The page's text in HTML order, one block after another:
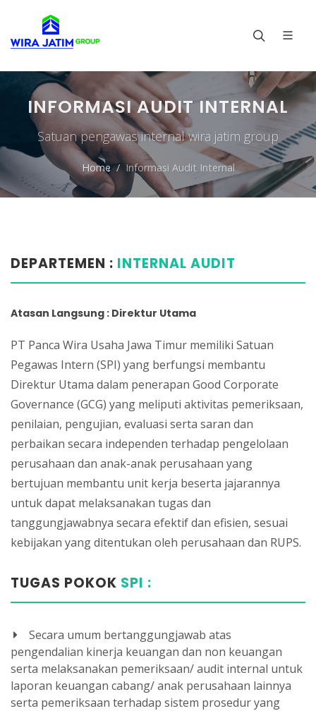
INFORMASI AUDIT INTERNAL
Satuan pengawas internal wira jatim group
Home Informasi Audit Internal
DEPARTEMEN : INTERNAL AUDIT
Atasan Langsung : Direktur Utama
PT Panca Wira Usaha Jawa Timur memiliki Satuan
Pegawas Intern (SPI) yang berfungsi membantu
Direktur Utama dalam penerapan Good Corporate
Governance (GCG) yang meliputi aktivitas pemeriksaan,
penilaian, pengujian, evaluasi serta saran dan
perbaikan secara independen terhadap pengelolaan
perusahaan dan anak-anak perusahaan yang
bertujuan membantu unit kerja beserta jajarannya
untuk dapat melaksanakan tugas dan
tanggungjawabnya secara efektif dan efisien, sesuai
kebijakan yang ditentukan oleh perusahaan dan RUPS.
TUGAS POKOK SPI :
Secara umum bertanggungjawab atas
pengendalian kinerja keuangan dan non keuangan
serta melaksanakan pemeriksaan/ audit internal untuk
laporan keuangan cabang/ anak perusahaan lainnya
serta pemeriksaan terhadap sistem prosedur yang